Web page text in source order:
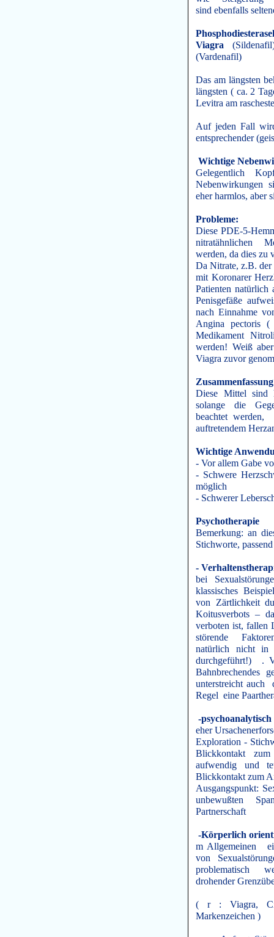
sind ebenfalls
Viagra
(Vardenafil)
Das am längsten
längsten ( ca. 2
Levitra am
Auf jeden Fall
entsprechender
Wichtige
Gelegentlich
Nebenwirkungen
eher harmlos, aber
Probleme:
Diese PDE-5-
nitratähnlichen
werden, da dies zu
Da Nitrate, z.B.
mit Koronarer
Patienten natürlich
Penisgefäße
nach Einnahme
Angina pectoris
Medikament
werden! Weiß
Viagra zuvor
Diese Mittel sind
solange die
beachtet werden,
auftretendem
Wichtige
- Vor allem Gabe
- Schwere
möglich
- Schwerer
Psychotherapie
Bemerkung: an
Stichworte,
-
bei
klassisches
von Zärtlichkeit
Koitusverbots –
verboten ist, fallen
störende
natürlich nicht in
durchgeführt!) .
Bahnbrechendes
unterstreicht auch
Regel eine
-
eher
Exploration -
Blickkontakt
aufwendig und
Blickkontakt zum
Ausgangspunkt:
unbewußten
Partnerschaft
-Körperlich
m Allgemeinen
von
problematisch
drohender
( r : Viagra,
Markenzeichen )